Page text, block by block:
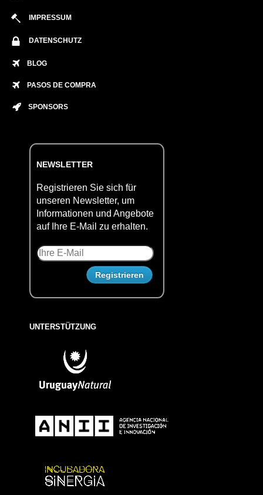
IMPRESSUM
DATENSCHUTZ
BLOG
PASOS DE COMPRA
SPONSORS
NEWSLETTER
Registrieren Sie sich für
unseren Newsletter, um
Informationen und Angebote
auf Ihre E-Mail zu erhalten.
UNTERSTÜTZUNG